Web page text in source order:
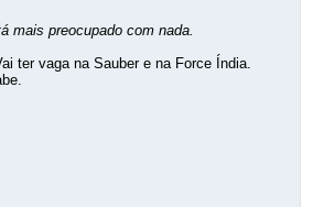
mais preocupado com nada.
ter vaga na Sauber e na Force Índia.